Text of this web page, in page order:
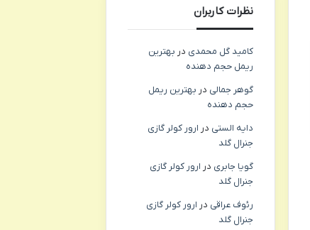
نظرات کاربران
کامید گل محمدی در بهترین
ریمل حجم دهنده
گوهر جمالی در بهترین ریمل
حجم دهنده
دایه الستی در ارور کولر گازی
جنرال گلد
گویا جابری در ارور کولر گازی
جنرال گلد
رئوف عراقی در ارور کولر گازی
جنرال گلد